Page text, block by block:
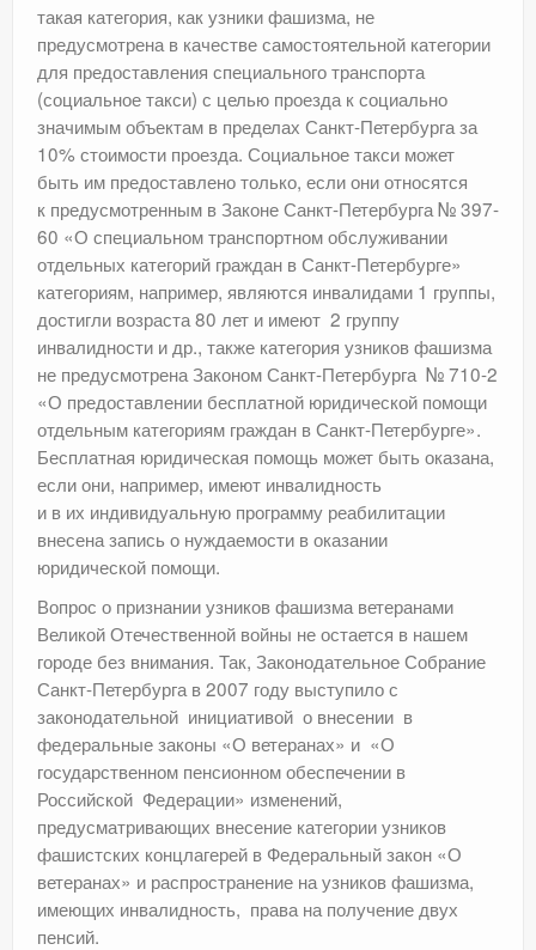
такая категория, как узники фашизма, не
предусмотрена в качестве самостоятельной категории
для предоставления специального транспорта
(социальное такси) с целью проезда к социально
значимым объектам в пределах Санкт-Петербурга за
10% стоимости проезда. Социальное такси может
быть им предоставлено только, если они относятся
к предусмотренным в Законе Санкт-Петербурга № 397-
60 «О специальном транспортном обслуживании
отдельных категорий граждан в Санкт-Петербурге»
категориям, например, являются инвалидами 1 группы,
достигли возраста 80 лет и имеют 2 группу
инвалидности и др., также категория узников фашизма
не предусмотрена Законом Санкт-Петербурга № 710-2
«О предоставлении бесплатной юридической помощи
отдельным категориям граждан в Санкт-Петербурге».
Бесплатная юридическая помощь может быть оказана,
если они, например, имеют инвалидность
и в их индивидуальную программу реабилитации
внесена запись о нуждаемости в оказании
юридической помощи.
Вопрос о признании узников фашизма ветеранами
Великой Отечественной войны не остается в нашем
городе без внимания. Так, Законодательное Собрание
Санкт-Петербурга в 2007 году выступило с
законодательной инициативой о внесении в
федеральные законы «О ветеранах» и «О
государственном пенсионном обеспечении в
Российской Федерации» изменений,
предусматривающих внесение категории узников
фашистских концлагерей в Федеральный закон «О
ветеранах» и распространение на узников фашизма,
имеющих инвалидность, права на получение двух
пенсий.